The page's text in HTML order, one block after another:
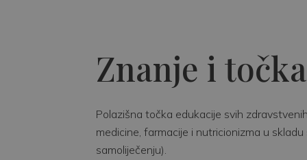
Znanje i točka
Polazišna točka edukacije svih
medicine, farmacije i nutricionizma u
samoliječenju).